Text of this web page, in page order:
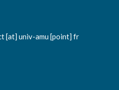
[at] univ-amu [point] fr